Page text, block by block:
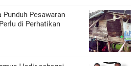
Punduh Pesawaran
di Perhatikan